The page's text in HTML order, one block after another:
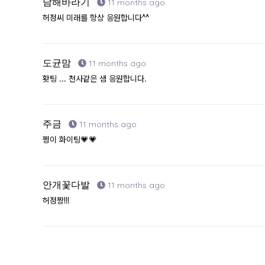
11 months ago
허정씨 미래를 항상 응원합니다^^
도균맘 11 months ago
홧팅 ... 천사같은 샘 응원합니다.
주금 11 months ago
쩡이 화이팅💗💗
안개꽃다발 11 months ago
허정짱!!!